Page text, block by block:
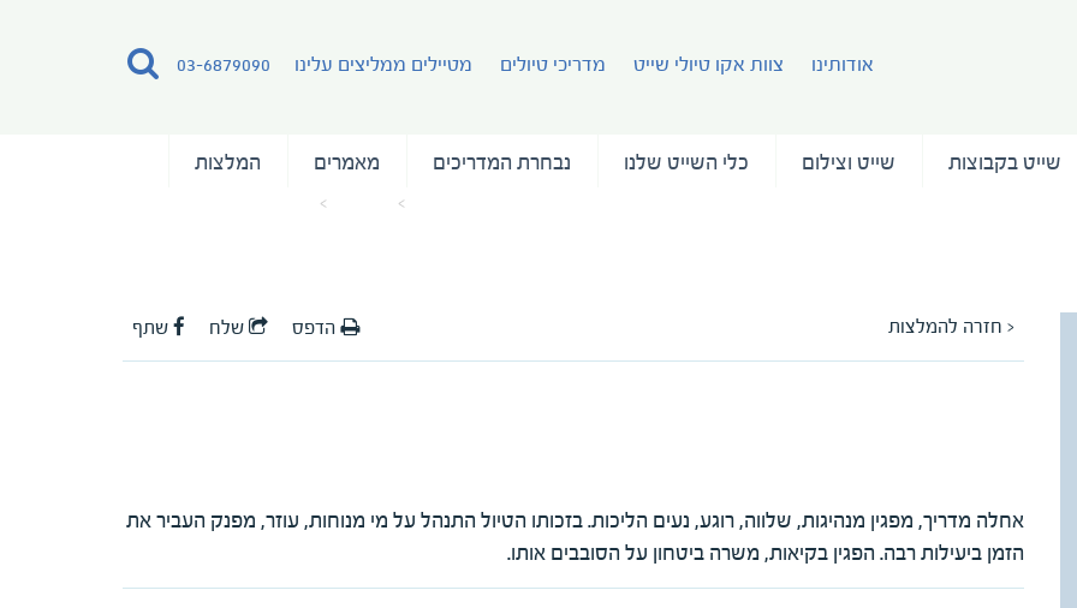
03-6879090 אודותינו צוות אקו טיולי שייט מדריכי טיולים מטיילים ממליצים עלינו
שייט בקבוצות שייט וצילום כלי השייט שלנו נבחרת המדריכים מאמרים המלצות
< חזרה להמלצות הדפס שלח שתף
אחלה מדריך, מפגין מנהיגות, שלווה, רוגע, נעים הליכות. בזכותו הטיול התנהל על מי מנוחות, עוזר, מפנק העביר את
הזמן ביעילות רבה. הפגין בקיאות, משרה ביטחון על הסובבים אותו.